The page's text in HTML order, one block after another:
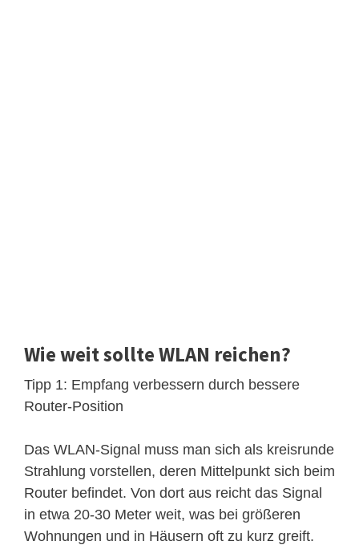
Wie weit sollte WLAN reichen?
Tipp 1: Empfang verbessern durch bessere
Router-Position
Das WLAN-Signal muss man sich als kreisrunde
Strahlung vorstellen, deren Mittelpunkt sich beim
Router befindet. Von dort aus reicht das Signal
in etwa 20-30 Meter weit, was bei größeren
Wohnungen und in Häusern oft zu kurz greift.